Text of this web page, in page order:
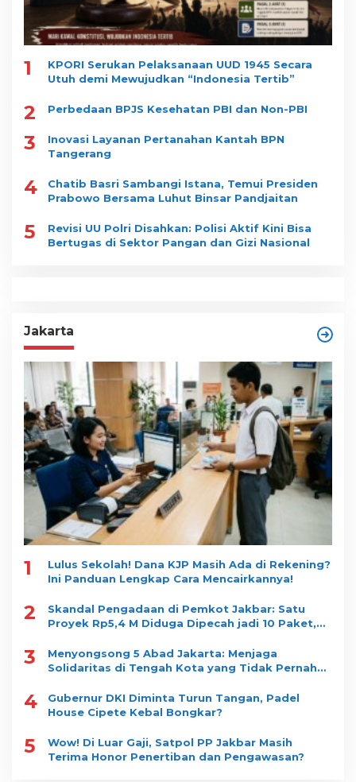
1
KPORI Serukan Pelaksanaan UUD 1945 Secara
Utuh demi Mewujudkan “Indonesia Tertib”
2 Perbedaan BPJS Kesehatan PBI dan Non-PBI
3
Inovasi Layanan Pertanahan Kantah BPN
Tangerang
4
Chatib Basri Sambangi Istana, Temui Presiden
Prabowo Bersama Luhut Binsar Pandjaitan
5
Revisi UU Polri Disahkan: Polisi Aktif Kini Bisa
Bertugas di Sektor Pangan dan Gizi Nasional
Jakarta
1
Lulus Sekolah! Dana KJP Masih Ada di Rekening?
Ini Panduan Lengkap Cara Mencairkannya!
2
Skandal Pengadaan di Pemkot Jakbar: Satu
Proyek Rp5,4 M Diduga Dipecah jadi 10 Paket,
3
Menyongsong 5 Abad Jakarta: Menjaga
Solidaritas di Tengah Kota yang Tidak Pernah
4
Gubernur DKI Diminta Turun Tangan, Padel
House Cipete Kebal Bongkar?
5
Wow! Di Luar Gaji, Satpol PP Jakbar Masih
Terima Honor Penertiban dan Pengawasan?